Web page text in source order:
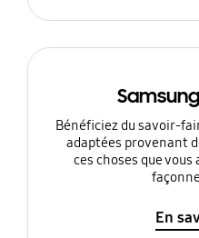
Bénéficiez du savoir-
adaptées provenant
ces choses que
En